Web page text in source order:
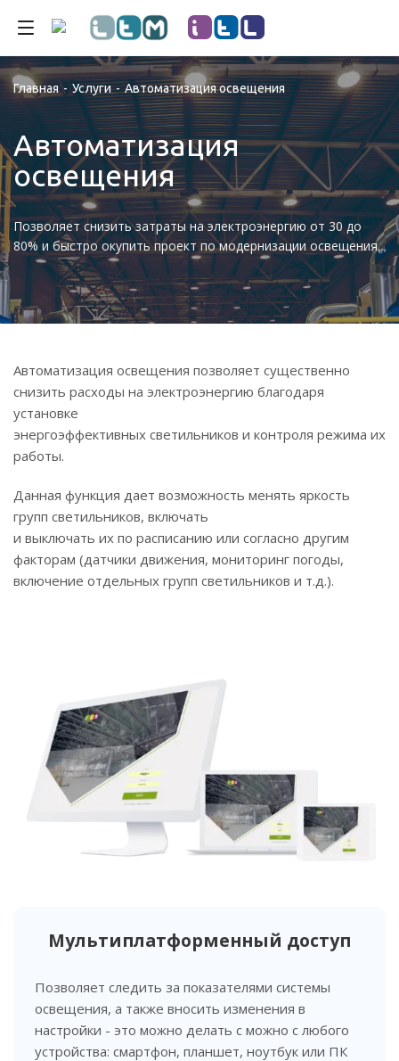
Главная - Услуги - Автоматизация освещения
Автоматизация
освещения
Позволяет снизить затраты на электроэнергию от 30 до
80% и быстро окупить проект по модернизации освещения.
Автоматизация освещения позволяет существенно
снизить расходы на электроэнергию благодаря
установке
энергоэффективных светильников и контроля режима их
работы.
Данная функция дает возможность менять яркость
групп светильников, включать
и выключать их по расписанию или согласно другим
факторам (датчики движения, мониторинг погоды,
включение отдельных групп светильников и т.д.).
Мультиплатформенный доступ
Позволяет следить за показателями системы
освещения, а также вносить изменения в
настройки - это можно делать с можно с любого
устройства: смартфон, планшет, ноутбук или ПК